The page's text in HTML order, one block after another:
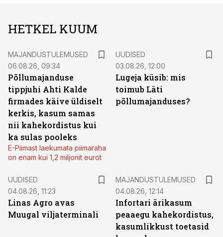
HETKEL KUUM
MAJANDUSTULEMUSED
06.08.26, 09:34
Põllumajanduse
tippjuhi Ahti Kalde
firmades käive üldiselt
kerkis, kasum samas
nii kahekordistus kui
ka sulas pooleks
E-Piimast laekumata piimaraha
on enam kui 1,2 miljonit eurot
UUDISED
03.08.26, 12:00
Lugeja küsib: mis
toimub Läti
põllumajanduses?
UUDISED
04.08.26, 11:23
Linas Agro avas
Muugal viljaterminali
MAJANDUSTULEMUSED
04.08.26, 12:14
Infortari ärikasum
peaaegu kahekordistus,
kasumlikkust toetasid